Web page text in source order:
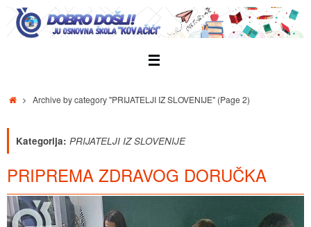
Skip
content
HomeArchive by category "PRIJATELJI IZ SLOVENIJE"(Page 2)
Kategorija: PRIJATELJI IZ SLOVENIJE
PRIPREMA ZDRAVOG DORUČKA